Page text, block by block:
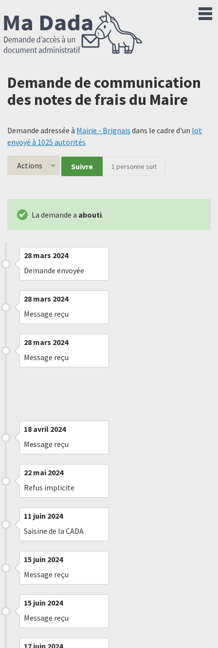
Demande de communication
des notes de frais du Maire
Demande adressée à Mairie - Brignais dans le cadre d'un lot
envoyé à 1025 autorités
Actions Suivre 1 personne suit
La demande a abouti.
28 mars 2024
Demande envoyée
28 mars 2024
Message reçu
28 mars 2024
Message reçu
18 avril 2024
Message reçu
22 mai 2024
Refus implicite
11 juin 2024
Saisine de la CADA
15 juin 2024
Message reçu
15 juin 2024
Message reçu
17 juin 2024